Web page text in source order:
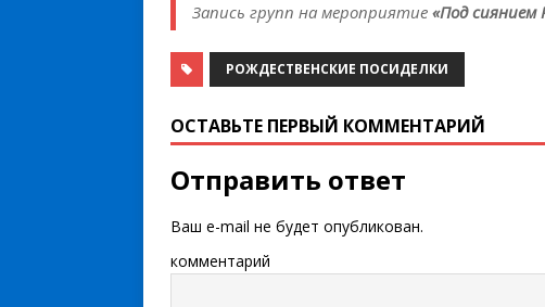
Запись групп на мероприятие «Под сиянием
РОЖДЕСТВЕНСКИЕ ПОСИДЕЛКИ
ОСТАВЬТЕ ПЕРВЫЙ КОММЕНТАРИЙ
Отправить ответ
Ваш e-mail не будет опубликован.
комментарий